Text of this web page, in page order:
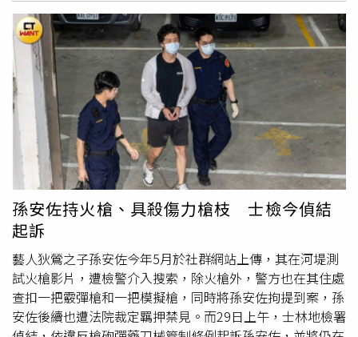
式噴火裝置，於公眾往來道路與停車場等地測試噴火威力，
測試過程中產生長距離、大範圍之火焰，且燃燒後產生大量
黑煙、油氣，恐致生公眾往來危險，後續孫安佐還將測試影
片上傳於社群平台，引發公眾恐慌並危害公共安全。士林地
檢署29日偵結，也依妨害公眾往來安全、
砲彈藥刀械管制條例，對孫安佐提起公訴。
孫安佐持火槍、具殺傷力槍枝 士檢今偵結
起訴
藝人狄鶯之子孫安佐今年5月於社群網站上傳，其在河堤測
試火槍影片，遭檢警介入搜索，除火槍外，警方也在其住處
查扣一把霰彈槍和一把模擬槍，同時將孫安佐拘提到案，孫
安佐後續也遭法院裁定羈押禁見。而29日上午，士林地檢署